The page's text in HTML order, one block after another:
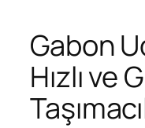
Gabon
Hızlı ve